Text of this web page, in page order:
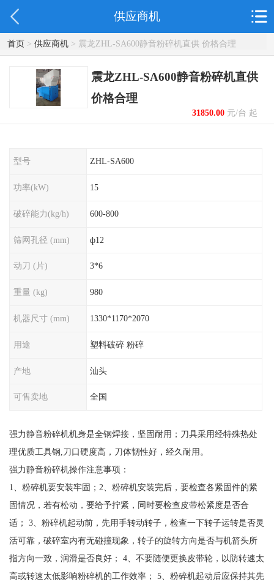
供应商机
首页> 供应商机> 震龙ZHL-SA600静音粉碎机直供 价格合理
震龙ZHL-SA600静音粉碎机直供
价格合理
31850.00元/台 起
型号 ZHL-SA600
功率(kW) 15
破碎能力(kg/h) 600-800
筛网孔径 (mm) ф12
动刀 (片) 3*6
重量 (kg) 980
机器尺寸 (mm) 1330*1170*2070
用途 塑料破碎 粉碎
产地 汕头
可售卖地 全国
强力静音粉碎机机身是全钢焊接，坚固耐用；刀具采用经特殊热处
理优质工具钢,刀口硬度高，刀体韧性好，经久耐用。
强力静音粉碎机操作注意事项：
1、粉碎机要安装牢固；2、粉碎机安装完后，要检查各紧固件的紧
固情况，若有松动，要给予拧紧，同时要检查皮带松紧度是否合
适； 3、粉碎机起动前，先用手转动转子，检查一下转子运转是否灵
活可靠，破碎室内有无碰撞现象，转子的旋转方向是否与机箭头所
指方向一致，润滑是否良好； 4、不要随便更换皮带轮，以防转速太
高或转速太低影响粉碎机的工作效率； 5、粉碎机起动后应保持其先